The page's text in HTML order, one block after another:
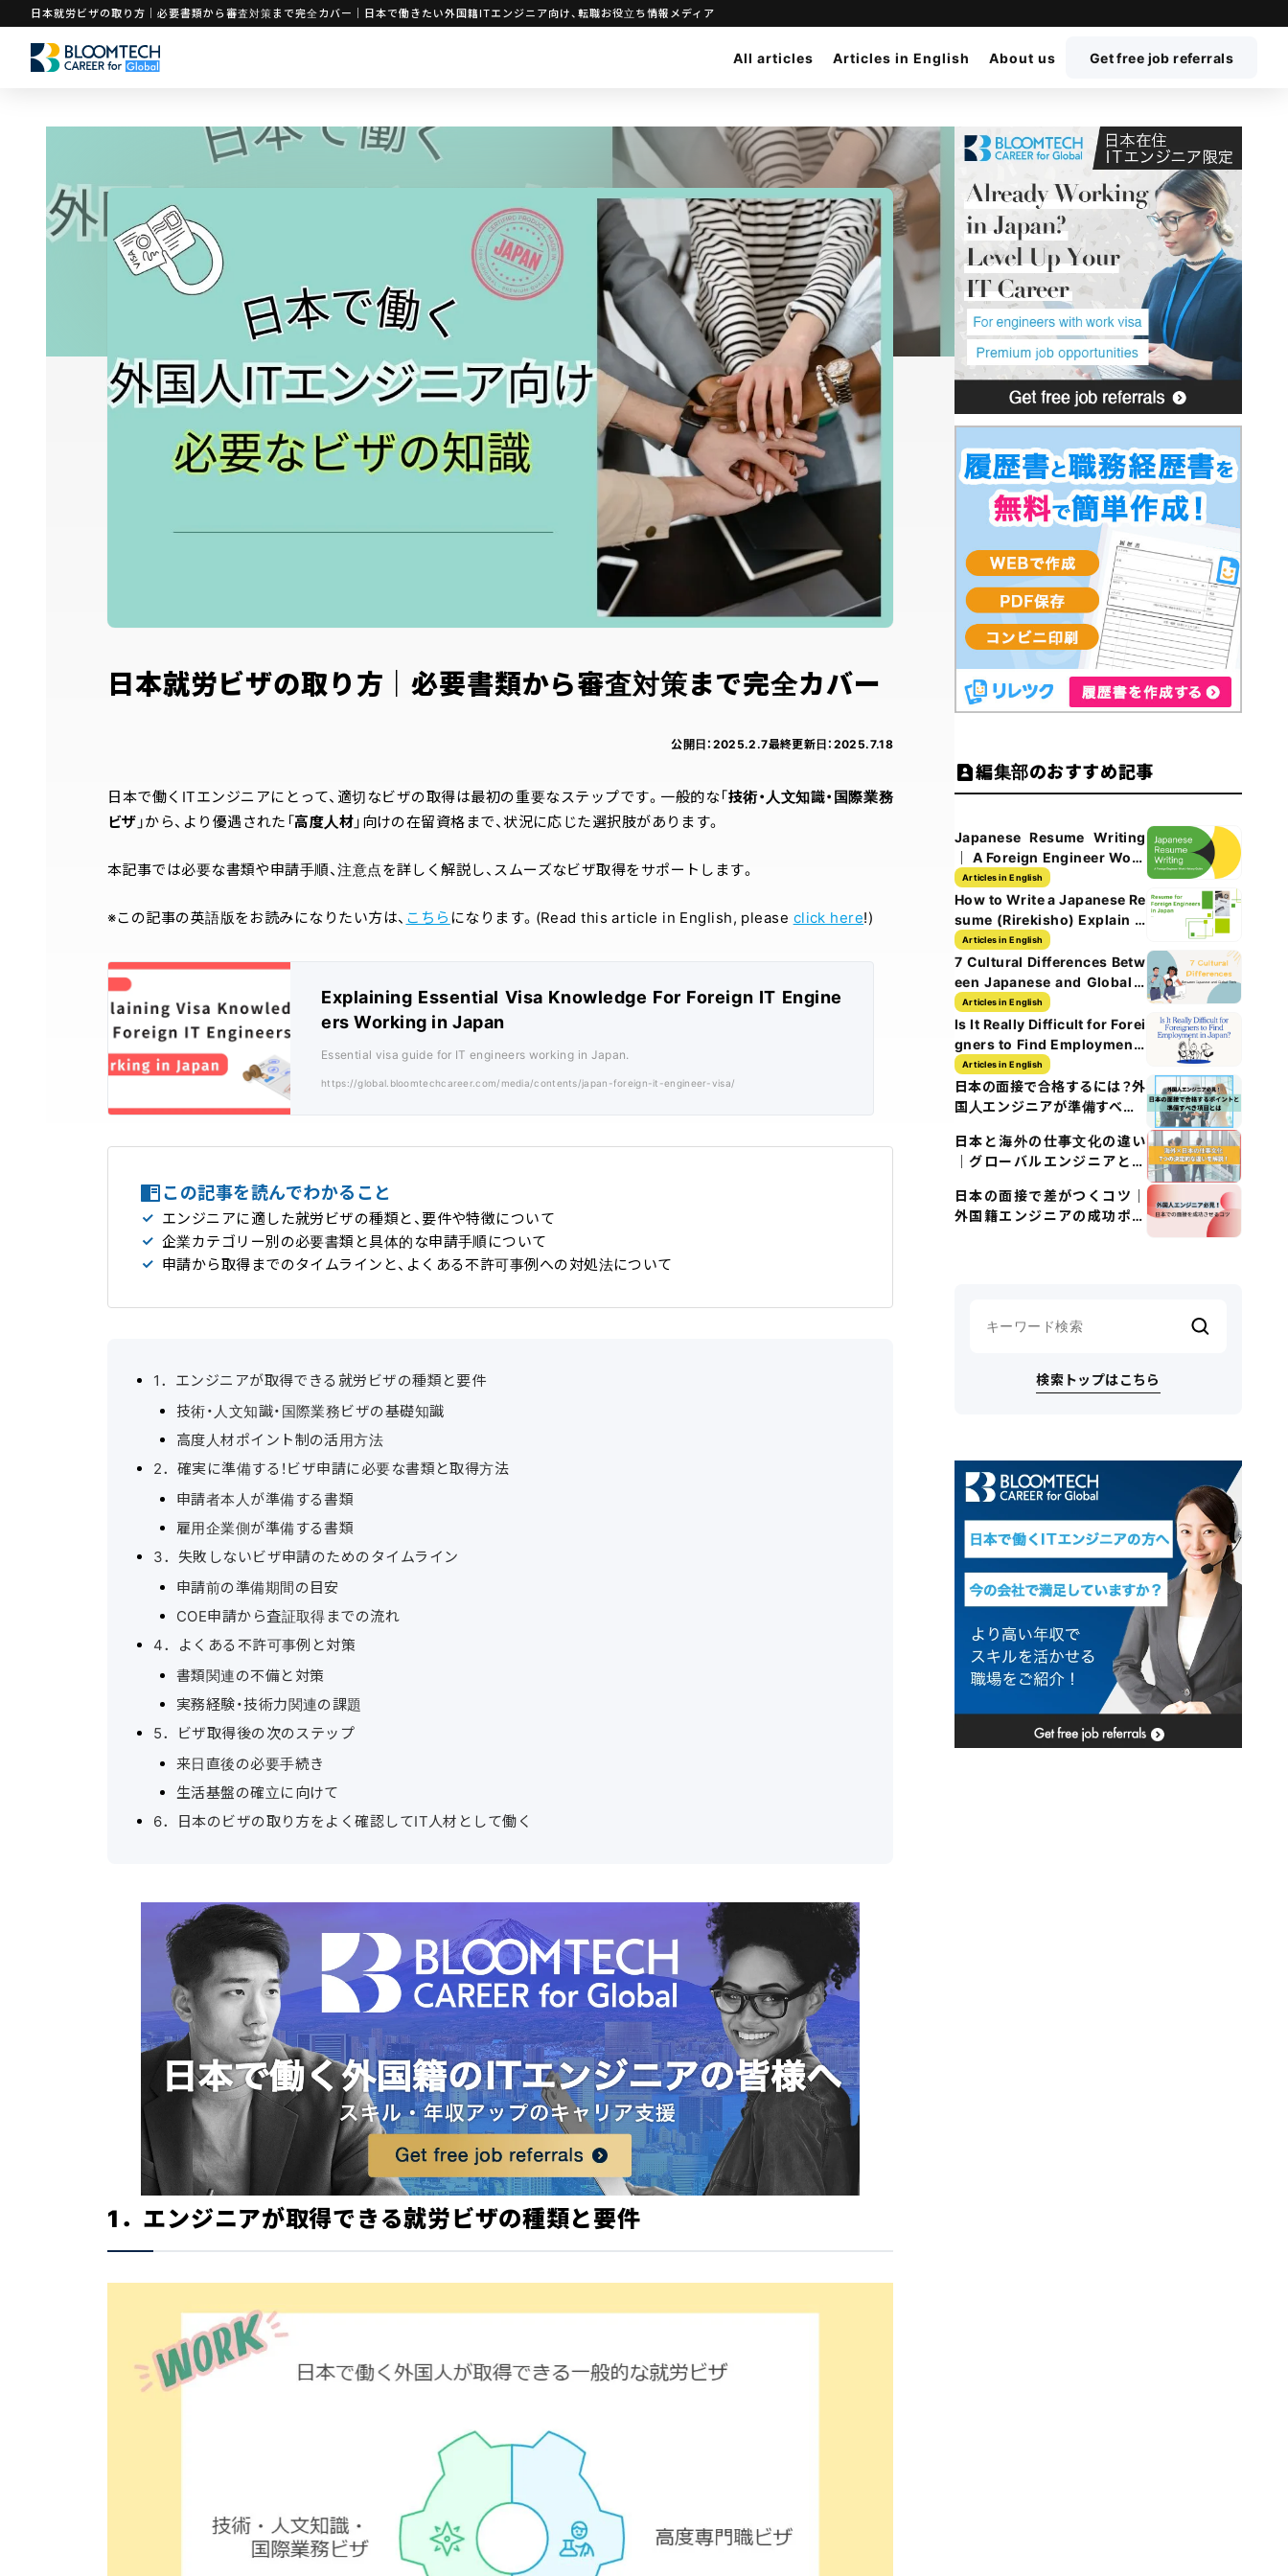
日本就労ビザの取り方｜必要書類から審査対策まで完全カバー｜日本で働きたい外国籍ITエンジニア向け、転職お役立ち情報メディア
All articles Articles in English About us Get free job referrals
日本就労ビザの取り方｜必要書類から審査対策まで完全カバー
公開日： 2025.2.7最終更新日： 2025.7.18
日本で働くITエンジニアにとって、適切なビザの取得は最初の重要なステップです。一般的な「技術・人文知識・国際業務
ビザ 」から、より優遇された「高度人材 」向けの在留資格まで、状況に応じた選択肢があります。
本記事では必要な書類や申請手順、注意点を詳しく解説し、スムーズなビザ取得をサポートします。
※この記事の英語版をお読みになりたい方は、 こちら になります。(Read this article in English, please click here!)
Explaining Essential Visa Knowledge For Foreign IT Engine
ers Working in Japan
Essential visa guide for IT engineers working in Japan.
https://global.bloomtechcareer.com/media/contents/japan-foreign-it-engineer-visa/
この記事を読んでわかること
エンジニアに適した就労ビザの種類と、要件や特徴について
企業カテゴリー別の必要書類と具体的な申請手順について
申請から取得までのタイムラインと、よくある不許可事例への対処法について
1．エンジニアが取得できる就労ビザの種類と要件
技術・人文知識・国際業務ビザの基礎知識
高度人材ポイント制の活用方法
2．確実に準備する！ビザ申請に必要な書類と取得方法
申請者本人が準備する書類
雇用企業側が準備する書類
3．失敗しないビザ申請のためのタイムライン
申請前の準備期間の目安
COE申請から査証取得までの流れ
4．よくある不許可事例と対策
書類関連の不備と対策
実務経験・技術力関連の課題
5．ビザ取得後の次のステップ
来日直後の必要手続き
生活基盤の確立に向けて
6．日本のビザの取り方をよく確認してIT人材として働く
1．エンジニアが取得できる就労ビザの種類と要件
編集部のおすすめ記事
Japanese Resume Writing
｜ A Foreign Engineer Work
History Guide
Articles in English
How to Write a Japanese Re
sume (Rirekisho) Explain w
ith Images
Articles in English
7 Cultural Differences Betw
een Japanese and Global T
ech Culture
Articles in English
Is It Really Difficult for Forei
gners to Find Employment i
n Japan?
Articles in English
日本の面接で合格するには？外
国人エンジニアが準備すべき5
日本と海外の仕事文化の違い
｜グローバルエンジニアとし
日本の面接で差がつくコツ｜
外国籍エンジニアの成功ポイ
検索トップはこちら